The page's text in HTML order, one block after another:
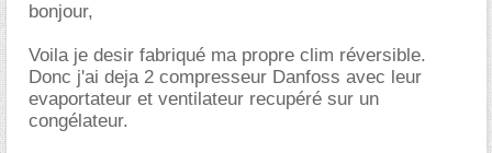
bonjour,
Voila je desir fabriqué ma propre clim réversible.
Donc j'ai deja 2 compresseur Danfoss avec leur
evaportateur et ventilateur recupéré sur un
congélateur.